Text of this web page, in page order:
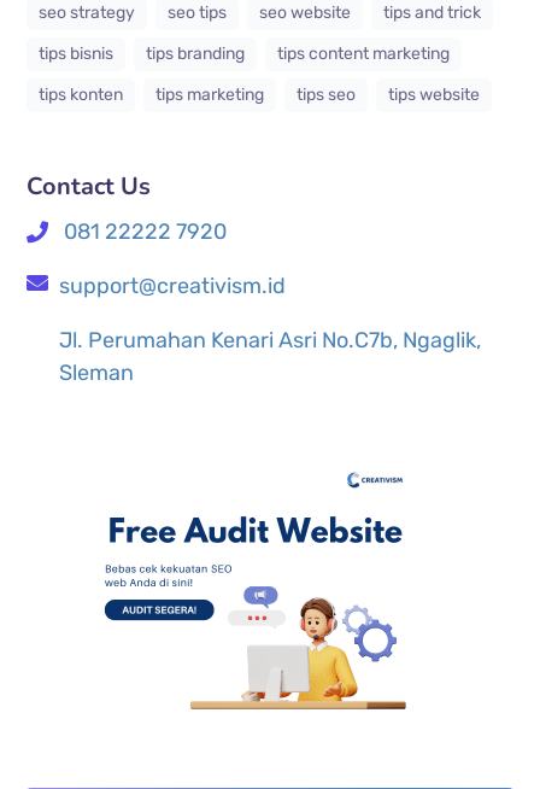
seo strategy
seo tips seo website
tips and trick
tips bisnis
tips branding
tips content marketing
tips konten
tips marketing tips seo tips website
Contact Us
081 22222 7920
support@creativism.id
Jl. Perumahan Kenari Asri No.C7b, Ngaglik,
Sleman